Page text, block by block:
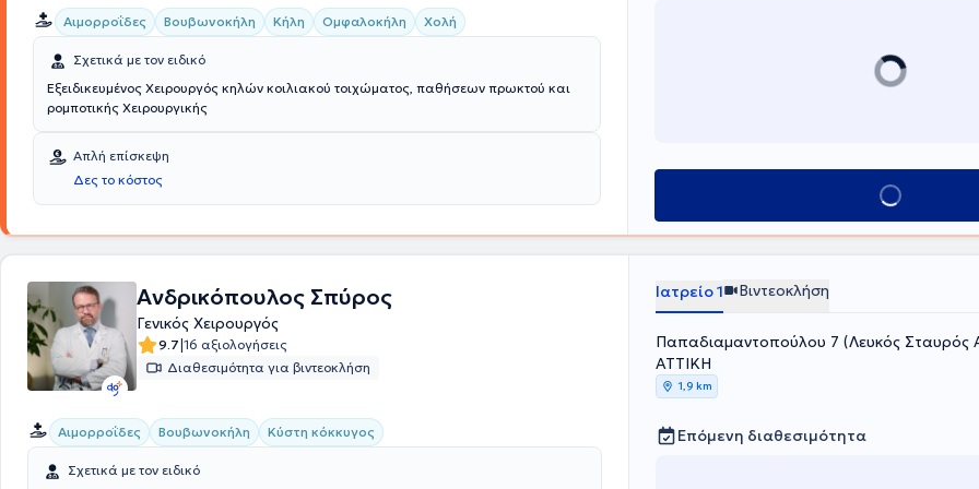
Αιμορροΐδες Βουβωνοκήλη Κήλη Ομφαλοκήλη Χολή
Σχετικά με τον ειδικό
Εξειδικευμένος Χειρουργός κηλών κοιλιακού τοιχώματος, παθήσεων πρωκτού και
ρομποτικής Χειρουργικής
Απλή επίσκεψη
Δες το κόστος
Κλείσε ραντεβού
Ανδρικόπουλος Σπύρος
Γενικός Χειρουργός
9.7|16 αξιολογήσεις
Διαθεσιμότητα για βιντεοκλήση
Αιμορροΐδες Βουβωνοκήλη Κύστη κόκκυγος
Σχετικά με τον ειδικό
Ιατρείο 1 Βιντεοκλήση
Παπαδιαμαντοπούλου 7 (Λευκός Σταυρός
ΑΤΤΙΚΗ
1,9 km
Επόμενη διαθεσιμότητα